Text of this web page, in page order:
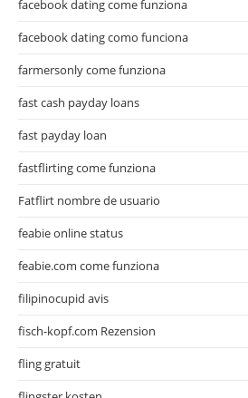
facebook dating come funziona
facebook dating como funciona
farmersonly come funziona
fast cash payday loans
fast payday loan
fastflirting come funziona
Fatflirt nombre de usuario
feabie online status
feabie.com come funziona
filipinocupid avis
fisch-kopf.com Rezension
fling gratuit